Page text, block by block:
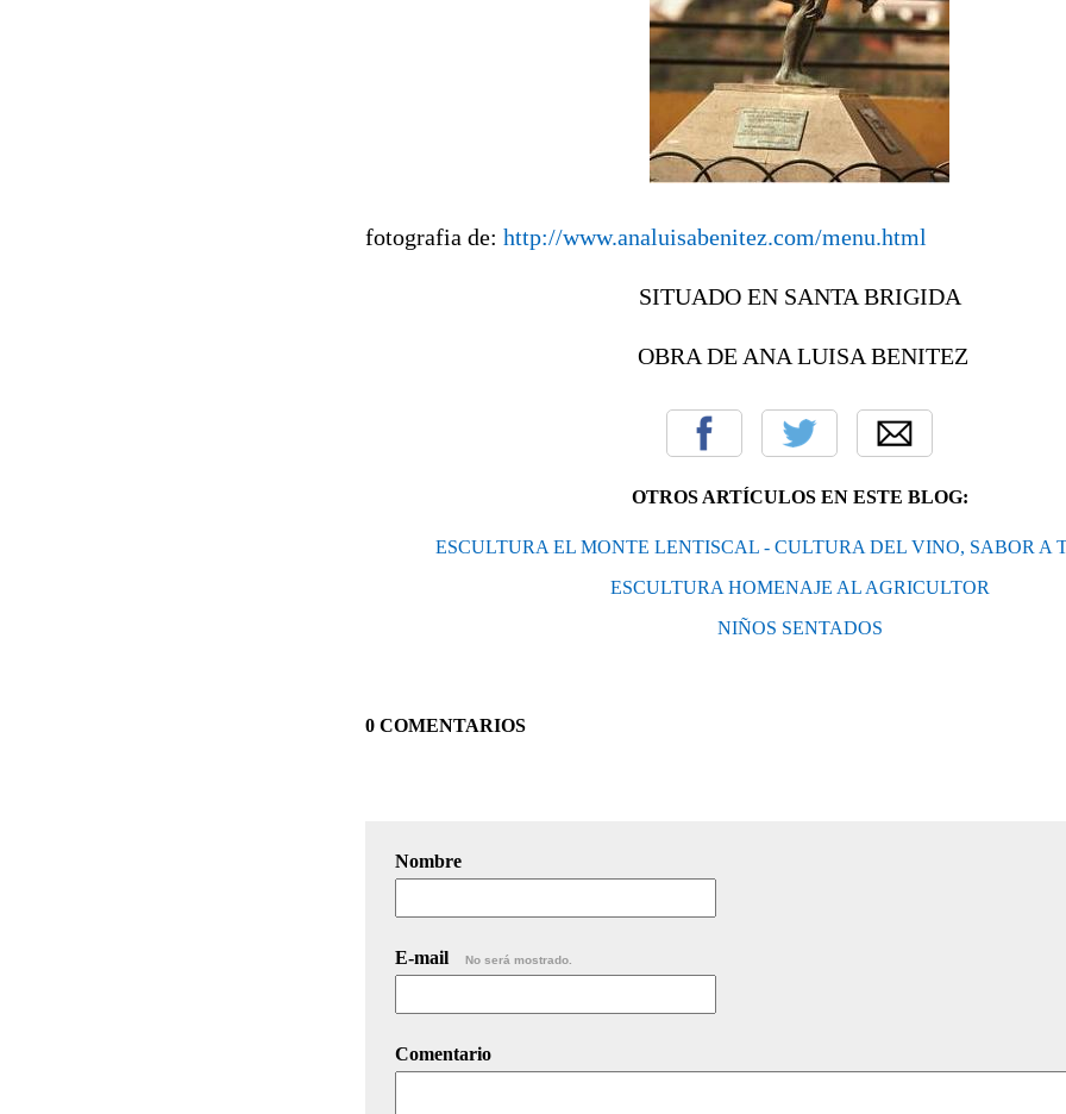
fotografia de: http://www.analuisabenitez.com/menu.html
SITUADO EN SANTA BRIGIDA
OBRA DE ANA LUISA BENITEZ
OTROS ARTÍCULOS EN ESTE BLOG:
ESCULTURA EL MONTE LENTISCAL - CULTURA DEL VINO, SABOR A
ESCULTURA HOMENAJE AL AGRICULTOR
NIÑOS SENTADOS
0 COMENTARIOS
Nombre
E-mail No será mostrado.
Comentario